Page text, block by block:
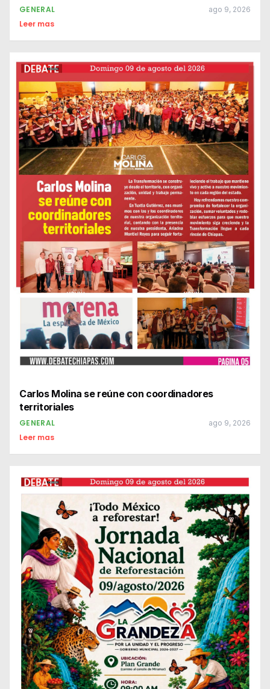
GENERAL ago 9, 2026
Leer mas
Carlos Molina se reúne con coordinadores
territoriales
GENERAL ago 9, 2026
Leer mas